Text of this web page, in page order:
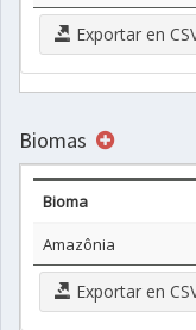
Exportar en
Biomas
Bioma
Amazônia
Exportar en